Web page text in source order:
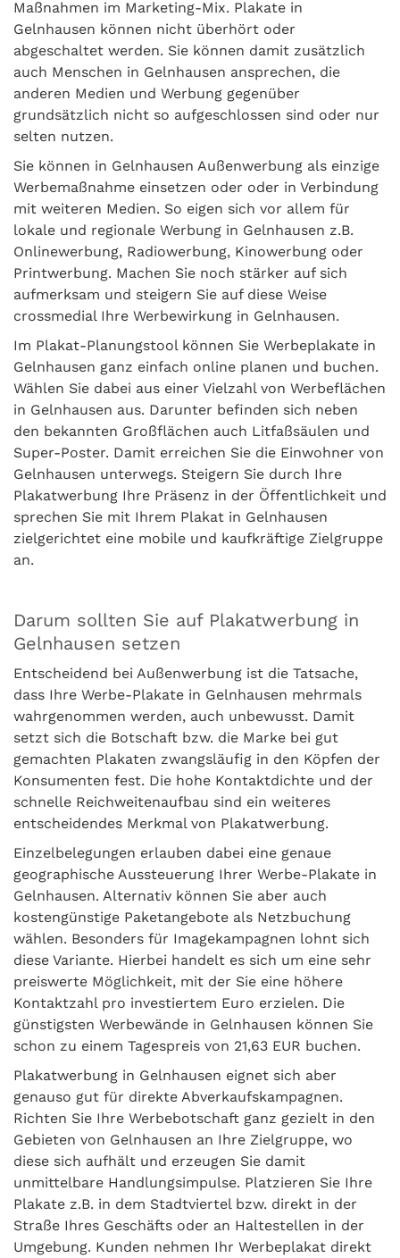
Maßnahmen im Marketing-Mix. Plakate in
Gelnhausen können nicht überhört oder
abgeschaltet werden. Sie können damit zusätzlich
auch Menschen in Gelnhausen ansprechen, die
anderen Medien und Werbung gegenüber
grundsätzlich nicht so aufgeschlossen sind oder nur
selten nutzen.
Sie können in Gelnhausen Außenwerbung als einzige
Werbemaßnahme einsetzen oder oder in Verbindung
mit weiteren Medien. So eigen sich vor allem für
lokale und regionale Werbung in Gelnhausen z.B.
Onlinewerbung, Radiowerbung, Kinowerbung oder
Printwerbung. Machen Sie noch stärker auf sich
aufmerksam und steigern Sie auf diese Weise
crossmedial Ihre Werbewirkung in Gelnhausen.
Im Plakat-Planungstool können Sie Werbeplakate in
Gelnhausen ganz einfach online planen und buchen.
Wählen Sie dabei aus einer Vielzahl von Werbeflächen
in Gelnhausen aus. Darunter befinden sich neben
den bekannten Großflächen auch Litfaßsäulen und
Super-Poster. Damit erreichen Sie die Einwohner von
Gelnhausen unterwegs. Steigern Sie durch Ihre
Plakatwerbung Ihre Präsenz in der Öffentlichkeit und
sprechen Sie mit Ihrem Plakat in Gelnhausen
zielgerichtet eine mobile und kaufkräftige Zielgruppe
an.
Darum sollten Sie auf Plakatwerbung in
Gelnhausen setzen
Entscheidend bei Außenwerbung ist die Tatsache,
dass Ihre Werbe-Plakate in Gelnhausen mehrmals
wahrgenommen werden, auch unbewusst. Damit
setzt sich die Botschaft bzw. die Marke bei gut
gemachten Plakaten zwangsläufig in den Köpfen der
Konsumenten fest. Die hohe Kontaktdichte und der
schnelle Reichweitenaufbau sind ein weiteres
entscheidendes Merkmal von Plakatwerbung.
Einzelbelegungen erlauben dabei eine genaue
geographische Aussteuerung Ihrer Werbe-Plakate in
Gelnhausen. Alternativ können Sie aber auch
kostengünstige Paketangebote als Netzbuchung
wählen. Besonders für Imagekampagnen lohnt sich
diese Variante. Hierbei handelt es sich um eine sehr
preiswerte Möglichkeit, mit der Sie eine höhere
Kontaktzahl pro investiertem Euro erzielen. Die
günstigsten Werbewände in Gelnhausen können Sie
schon zu einem Tagespreis von 21,63 EUR buchen.
Plakatwerbung in Gelnhausen eignet sich aber
genauso gut für direkte Abverkaufskampagnen.
Richten Sie Ihre Werbebotschaft ganz gezielt in den
Gebieten von Gelnhausen an Ihre Zielgruppe, wo
diese sich aufhält und erzeugen Sie damit
unmittelbare Handlungsimpulse. Platzieren Sie Ihre
Plakate z.B. in dem Stadtviertel bzw. direkt in der
Straße Ihres Geschäfts oder an Haltestellen in der
Umgebung. Kunden nehmen Ihr Werbeplakat direkt